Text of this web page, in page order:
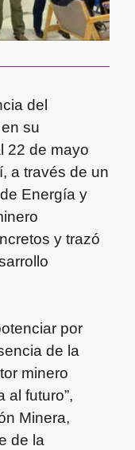
del
su
22 de mayo
a través de un
Energía y
y trazó
por
de la
minero
al futuro”,
Minera,
de la